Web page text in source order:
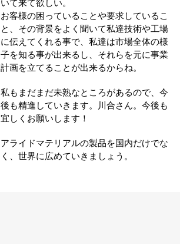
いて来て欲しい。
お客様の困っていることや要求しているこ
と、その背景をよく聞いて私達技術や工場
に伝えてくれる事で、私達は市場全体の様
子を知る事が出来るし、それらを元に事業
計画を立てることが出来るからね。
私もまだまだ未熟なところがあるので、今
後も精進していきます。川合さん。今後も
宜しくお願いします！
アライドマテリアルの製品を国内だけでな
く、世界に広めていきましょう。